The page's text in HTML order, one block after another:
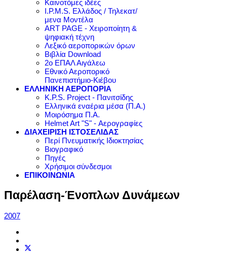
Καινοτόμες ιδέες
I.P.M.S. Ελλάδος / Τηλεκατ/
μενα Μοντέλα
ART PAGE - Χειροποίητη &
ψηφιακή τέχνη
Λεξικό αεροπορικών όρων
Βιβλία Download
2ο ΕΠΑΛ Αιγάλεω
Εθνικό Αεροπορικό
Πανεπιστήμιο-Κιέβου
ΕΛΛΗΝΙΚΗ ΑΕΡΟΠΟΡΙΑ
K.P.S. Project - Πανιτσίδης
Ελληνικά εναέρια μέσα (Π.Α.)
Μοιρόσημα Π.Α.
Helmet Art "S" - Αερογραφίες
ΔΙΑΧΕΙΡΙΣΗ ΙΣΤΟΣΕΛΙΔΑΣ
Περί Πνευματικής Ιδιοκτησίας
Βιογραφικό
Πηγές
Χρήσιμοι σύνδεσμοι
ΕΠΙΚΟΙΝΩΝΙΑ
Παρέλαση-Ένοπλων Δυνάμεων
2007